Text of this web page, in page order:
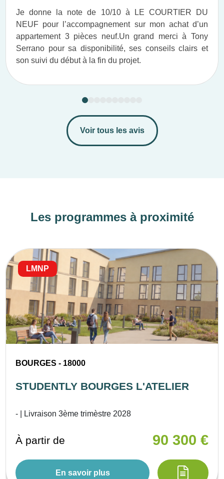
Je donne la note de 10/10 à LE COURTIER DU
NEUF pour l’accompagnement sur mon achat d’un
appartement 3 pièces neuf.​ Un grand merci à Tony
Serrano pour sa disponibilité, ses conseils clairs et
son suivi du début à la fin du projet.​
Voir tous les avis
Les programmes à proximité
LMNP
BOURGES - 18000
STUDENTLY BOURGES L'ATELIER
- | Livraison 3ème trimèstre 2028
À partir de 90 300 €
En savoir plus